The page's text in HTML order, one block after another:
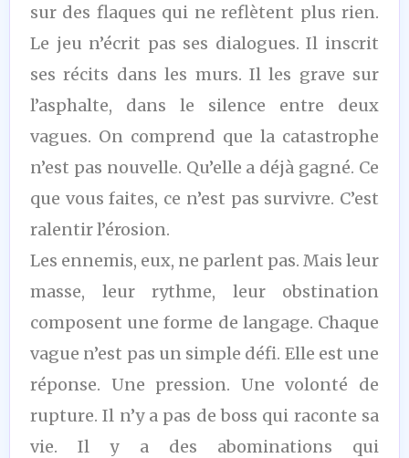
sur des flaques qui ne reflètent plus rien.
Le jeu n’écrit pas ses dialogues. Il inscrit
ses récits dans les murs. Il les grave sur
l’asphalte, dans le silence entre deux
vagues. On comprend que la catastrophe
n’est pas nouvelle. Qu’elle a déjà gagné. Ce
que vous faites, ce n’est pas survivre. C’est
ralentir l’érosion.
Les ennemis, eux, ne parlent pas. Mais leur
masse, leur rythme, leur obstination
composent une forme de langage. Chaque
vague n’est pas un simple défi. Elle est une
réponse. Une pression. Une volonté de
rupture. Il n’y a pas de boss qui raconte sa
vie. Il y a des abominations qui